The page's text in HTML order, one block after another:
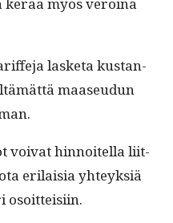
las­ke­ta kus­tan­
maaseudun
voivat hin­noitel­la liit­
eri­laisia yhteyk­siä
osoitteisiin.